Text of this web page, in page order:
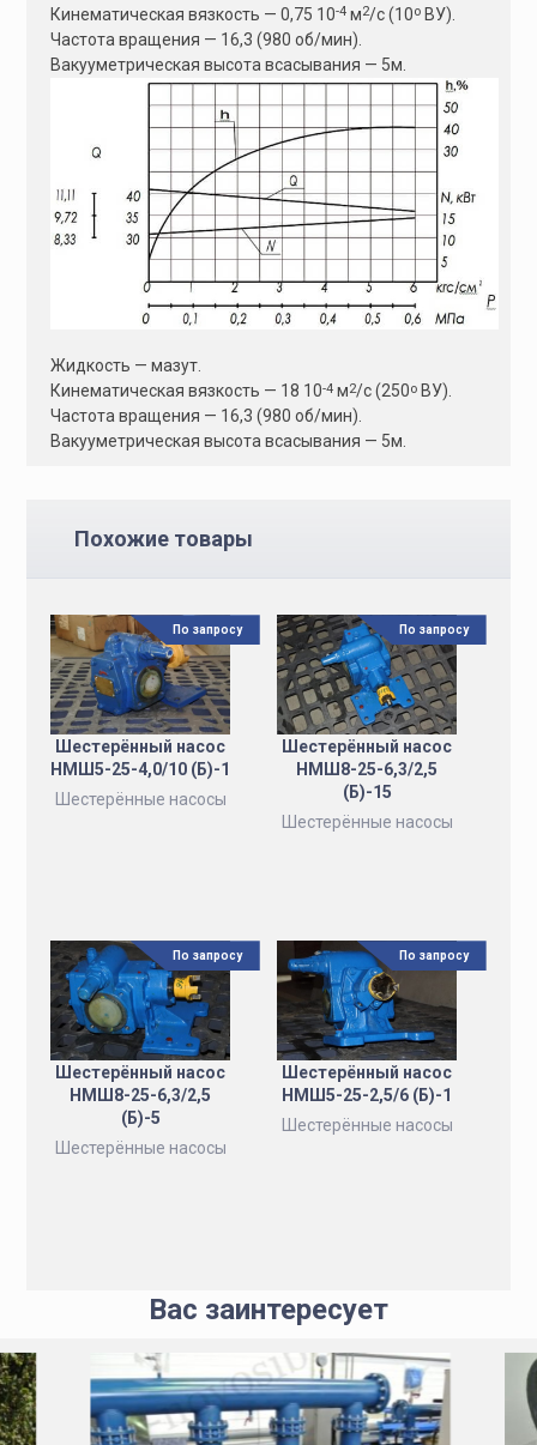
Кинематическая вязкость — 0,75 10-4 м2/с (10о ВУ).
Частота вращения — 16,3 (980 об/мин).
Вакууметрическая высота всасывания — 5м.
Жидкость — мазут.
Кинематическая вязкость — 18 10-4 м2/с (250о ВУ).
Частота вращения — 16,3 (980 об/мин).
Вакууметрическая высота всасывания — 5м.
Похожие товары
Шестерённый насос
НМШ5-25-4,0/10 (Б)-1
Шестерённые насосы
По запросу
Шестерённый насос
НМШ8-25-6,3/2,5
(Б)-15
Шестерённые насосы
По запросу
Шестерённый насос
НМШ8-25-6,3/2,5
(Б)-5
Шестерённые насосы
По запросу
Шестерённый насос
НМШ5-25-2,5/6 (Б)-1
Шестерённые насосы
По запросу
Вас заинтересует